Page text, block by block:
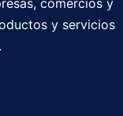
y servicios